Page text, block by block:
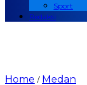
Sport
Redaksi
Home / Medan